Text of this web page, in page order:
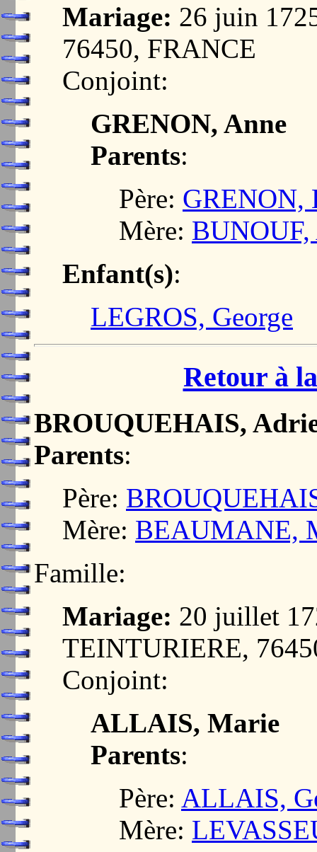
Mariage: 26 juin
76450, FRANCE
Conjoint:
GRENON, Anne
Parents:
Père: GRENON,
Mère: BUNOUF,
Enfant(s):
LEGROS, George
Retour à
BROUQUEHAIS,
Parents:
Père:
Mère: BEAUMANE,
Famille:
Mariage: 20 juillet
TEINTURIERE,
Conjoint:
ALLAIS, Marie
Parents:
Père: ALLAIS,
Mère: